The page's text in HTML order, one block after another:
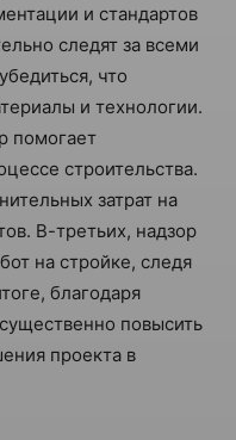
и стандартов
следят за всеми
что
и технологии.
помогает
строительства.
затрат на
В-третьих, надзор
на стройке, следя
благодаря
повысить
проекта в